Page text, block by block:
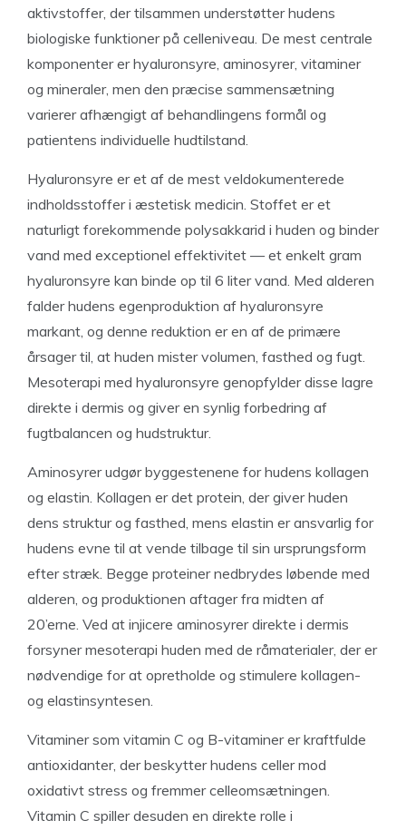
aktivstoffer, der tilsammen understøtter hudens
biologiske funktioner på celleniveau. De mest centrale
komponenter er hyaluronsyre, aminosyrer, vitaminer
og mineraler, men den præcise sammensætning
varierer afhængigt af behandlingens formål og
patientens individuelle hudtilstand.
Hyaluronsyre er et af de mest veldokumenterede
indholdsstoffer i æstetisk medicin. Stoffet er et
naturligt forekommende polysakkarid i huden og binder
vand med exceptionel effektivitet — et enkelt gram
hyaluronsyre kan binde op til 6 liter vand. Med alderen
falder hudens egenproduktion af hyaluronsyre
markant, og denne reduktion er en af de primære
årsager til, at huden mister volumen, fasthed og fugt.
Mesoterapi med hyaluronsyre genopfylder disse lagre
direkte i dermis og giver en synlig forbedring af
fugtbalancen og hudstruktur.
Aminosyrer udgør byggestenene for hudens kollagen
og elastin. Kollagen er det protein, der giver huden
dens struktur og fasthed, mens elastin er ansvarlig for
hudens evne til at vende tilbage til sin ursprungsform
efter stræk. Begge proteiner nedbrydes løbende med
alderen, og produktionen aftager fra midten af
20’erne. Ved at injicere aminosyrer direkte i dermis
forsyner mesoterapi huden med de råmaterialer, der er
nødvendige for at opretholde og stimulere kollagen-
og elastinsyntesen.
Vitaminer som vitamin C og B-vitaminer er kraftfulde
antioxidanter, der beskytter hudens celler mod
oxidativt stress og fremmer celleomsætningen.
Vitamin C spiller desuden en direkte rolle i